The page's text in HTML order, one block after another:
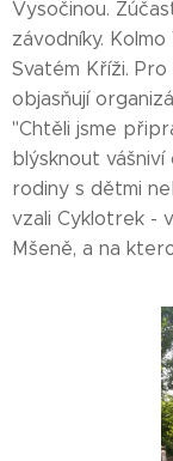
Vysočinou.
závodníky.
Svatém Kříži.
objasňují
"Chtěli jsme
blýsknout
rodiny s dětmi
vzali Cyklotrek -
Mšeně, a na